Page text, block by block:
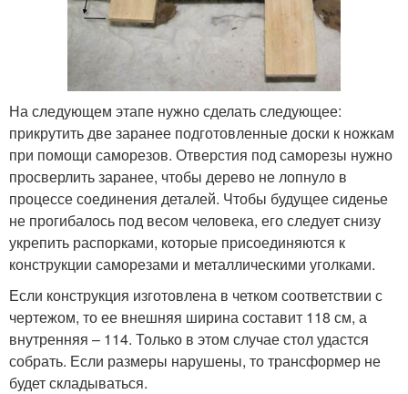
На следующем этапе нужно сделать следующее:
прикрутить две заранее подготовленные доски к ножкам
при помощи саморезов. Отверстия под саморезы нужно
просверлить заранее, чтобы дерево не лопнуло в
процессе соединения деталей. Чтобы будущее сиденье
не прогибалось под весом человека, его следует снизу
укрепить распорками, которые присоединяются к
конструкции саморезами и металлическими уголками.
Если конструкция изготовлена в четком соответствии с
чертежом, то ее внешняя ширина составит 118 см, а
внутренняя – 114. Только в этом случае стол удастся
собрать. Если размеры нарушены, то трансформер не
будет складываться.